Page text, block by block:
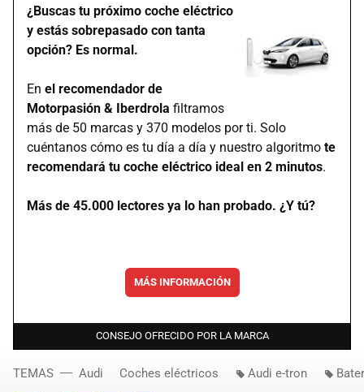
¿Buscas tu próximo coche eléctrico
y estás sobrepasado con tanta
opción? Es normal.
En el recomendador de
Motorpasión & Iberdrola filtramos
más de 50 marcas y 370 modelos por ti. Solo
cuéntanos cómo es tu día a día y nuestro algoritmo te
recomendará tu coche eléctrico ideal en 2 minutos.
Más de 45.000 lectores ya lo han probado. ¿Y tú?
MÁS INFORMACIÓN
CONSEJO OFRECIDO POR LA MARCA
TEMAS Audi Coches eléctricos Audi e-tron